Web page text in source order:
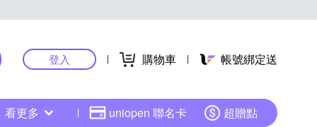
登入 購物車 帳號綁定送
看更多 uniopen 聯名卡 超贈點